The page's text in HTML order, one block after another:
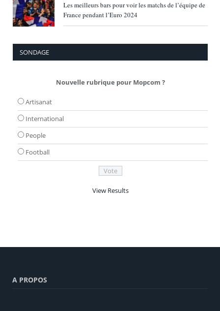
Les meilleurs bars pour voir les matchs de l’équipe de
France pendant l’Euro 2024
SONDAGE
Nouvelle rubrique pour Mopcom ?
Artisanat
International
People
Football
View Results
A PROPOS